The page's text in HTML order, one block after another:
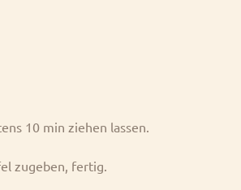
10 min ziehen lassen.
zugeben, fertig.